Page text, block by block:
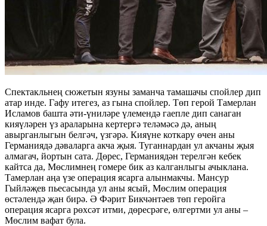
Спектакльнең сюжетын язуны заманча тамашачы спойлер дип
атар инде. Гафу итегез, аз гына спойлер. Төп герой Тамерлан
Исламов башта әти-үниләре үлемендә гаепле дип санаган
кияүләрен үз араларына кертергә теләмәсә дә, аның
авырганлыгын белгәч, үзгәрә. Кияүне коткару өчен аны
Германиядә дәваларга акча җыя. Туганнардан ул акчаны җыя
алмагач, йортын сата. Дөрес, Германиядән терелгән кебек
кайтса да, Мөслимнең гомере бик аз калганлыгы ачыклана.
Тамерлан аңа үзе операция ясарга алынмакчы. Мансур
Гыйләҗев пьесасында ул аны ясый, Мөслим операция
өстәлендә җан бирә. Ә Фәрит Бикчәнтәев төп геройга
операция ясарга рөхсәт итми, дөресрәге, өлгертми ул аны –
Мөслим вафат була.